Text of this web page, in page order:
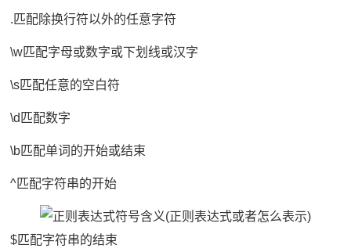
.匹配除换行符以外的任意字符
\w匹配字母或数字或下划线或汉字
\s匹配任意的空白符
\d匹配数字
\b匹配单词的开始或结束
^匹配字符串的开始
$匹配字符串的结束